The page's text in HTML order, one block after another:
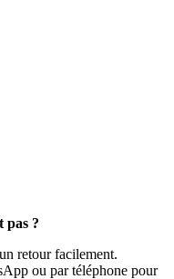
pas ?
retour facilement.
ou par téléphone pour